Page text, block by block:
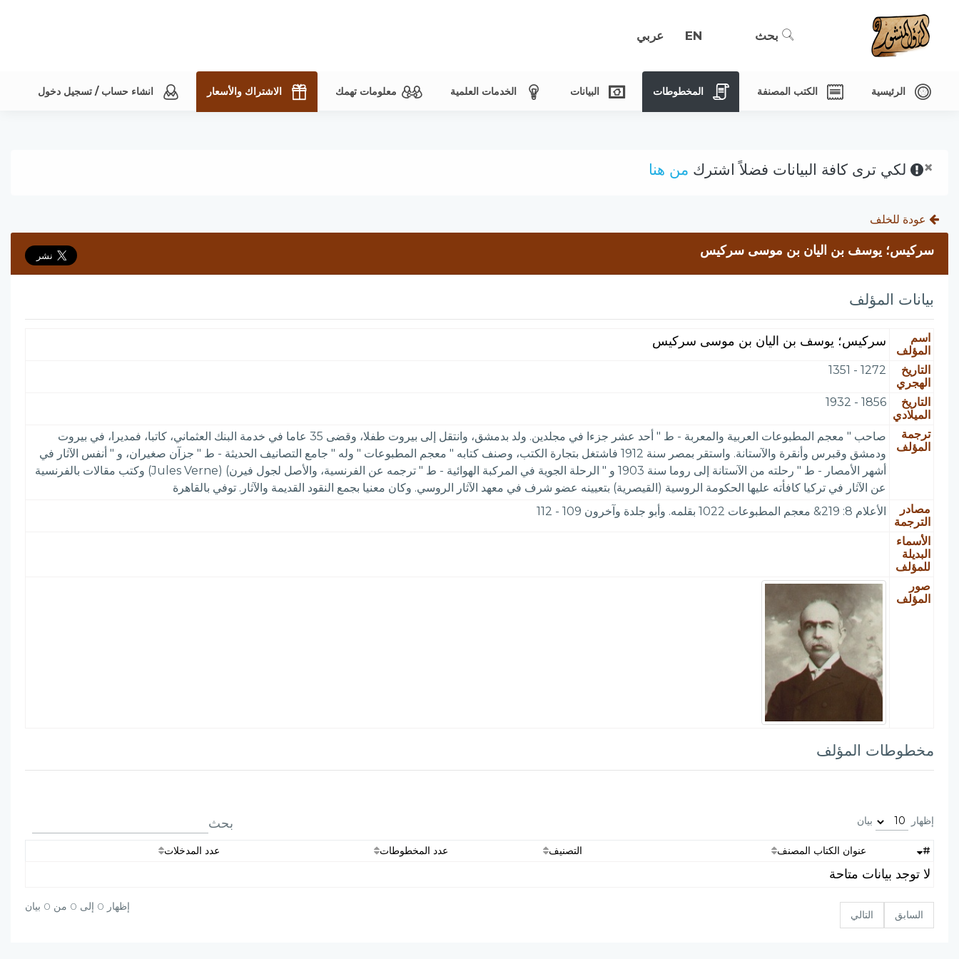
بحث EN عربي
الرئيسية الكتب المصنفة المخطوطات البيانات الخدمات العلمية معلومات تهمك الاشتراك والأسعار انشاء حساب / تسجيل دخول
× لكي ترى كافة البيانات فضلاً اشترك من هنا
عودة للخلف
سركيس؛ يوسف بن اليان بن موسى سركيس
بيانات المؤلف
اسم
المؤلف
سركيس؛ يوسف بن اليان بن موسى سركيس
التاريخ
الهجري
1272 - 1351
التاريخ
الميلادي
1856 - 1932
ترجمة
المؤلف
صاحب " معجم المطبوعات العربية والمعربة - ط " أحد عشر جزءا في مجلدين. ولد بدمشق، وانتقل إلى بيروت طفلا، وقضى 35 عاما في خدمة البنك العثماني، كاتبا، فمديرا، في بيروت
ودمشق وقبرس وأنقرة والآستانة. واستقر بمصر سنة 1912 فاشتغل بتجارة الكتب، وصنف كتابه " معجم المطبوعات " وله " جامع التصانيف الحديثة - ط " جزآن صغيران، و " أنفس الآثار في
أشهر الأمصار - ط " رحلته من الآستانة إلى روما سنة 1903 و " الرحلة الجوية في المركبة الهوائية - ط " ترجمه عن الفرنسية، والأصل لجول فيرن) (Jules Verne) وكتب مقالات بالفرنسية
عن الآثار في تركيا كافأته عليها الحكومة الروسية (القيصرية) بتعيينه عضو شرف في معهد الآثار الروسي. وكان معنيا بجمع النقود القديمة والآثار. توفي بالقاهرة
مصادر
الترجمة
الأعلام 8: 219& معجم المطبوعات 1022 بقلمه. وأبو جلدة وآخرون 109 - 112
الأسماء
البديلة
للمؤلف
صور
المؤلف
مخطوطات المؤلف
إظهار بيان بحث
# عنوان الكتاب المصنف التصنيف عدد المخطوطات عدد المدخلات
لا توجد بيانات متاحة
إظهار 0 إلى 0 من 0 بيان
السابق التالي